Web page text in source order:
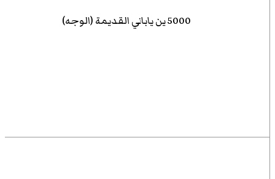
5000 ين ياباني القديمة (الوجه)